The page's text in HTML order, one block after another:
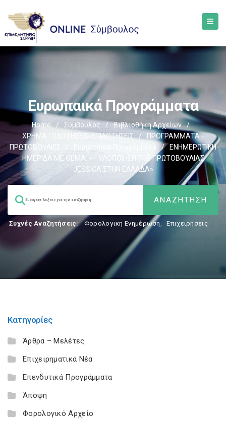
Ευρωπαικά Προγράμματα
Home / Σύμβουλος / Βιβλιοθήκη Αρχείων
/
ΧΡΗΜΑΤΟΔΟΤΗΣΕΙΣ-ΕΠΙΔΟΤΗΣΕΙΣ
/
ΠΡΟΓΡΑΜΜΑΤΑ -
ΠΡΩΤΟΒΟΥΛΙΕΣ
/
ΕΝΗΜΕΡΩΤΙΚΗ
ΗΜΕΡΙΔΑ ΜΕ ΘΕΜΑ: «Η ΥΛΟΠΟΙΗΣΗ ΤΗΣ ΠΡΩΤΟΒΟΥΛΙΑΣ
JESSICA ΣΤΗΝ ΕΛΛΑΔΑ»
Συχνές Αναζητήσεις: Φορολογικη Ενημέρωση, Επιχειρήσεις
Κατηγορίες
Άρθρα – Μελέτες
Επιχειρηματικά Νέα
Επενδυτικά Προγράμματα
Άποψη
Φορολογικό Αρχείο